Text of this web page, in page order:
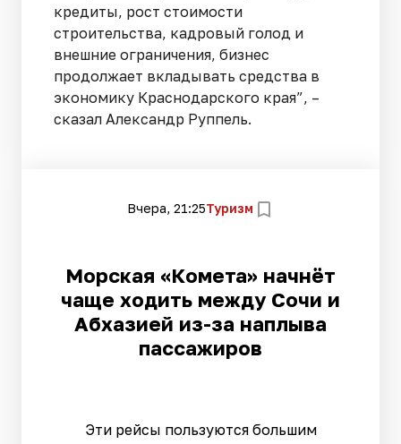
кредиты, рост стоимости
строительства, кадровый голод и
внешние ограничения, бизнес
продолжает вкладывать средства в
экономику Краснодарского края”, –
сказал Александр Руппель.
Вчера, 21:25Туризм
Морская «Комета» начнёт
чаще ходить между Сочи и
Абхазией из-за наплыва
пассажиров
Эти рейсы пользуются большим